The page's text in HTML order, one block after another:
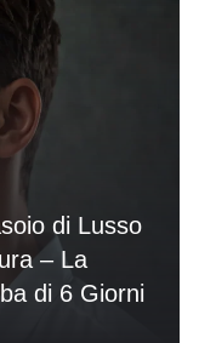
di Lusso
– La
di 6 Giorni